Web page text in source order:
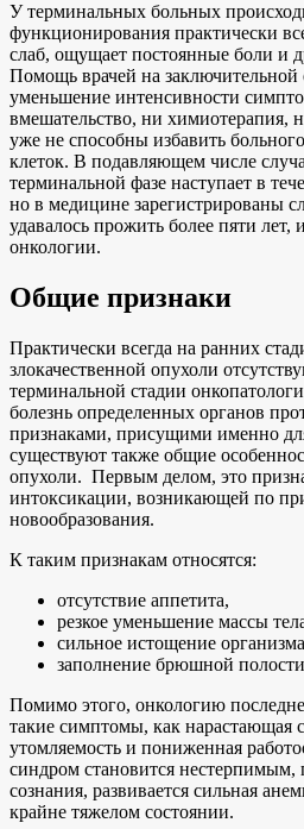
У терминальных больных
функционирования практически
слаб, ощущает постоянные боли и
Помощь врачей на заключительной
уменьшение интенсивности
вмешательство, ни химиотерапия,
уже не способны избавить
клеток. В подавляющем числе
терминальной фазе наступает в
но в медицине зарегистрированы
удавалось прожить более пяти
онкологии.
Общие признаки
Практически всегда на ранних
злокачественной опухоли
терминальной стадии
болезнь определенных органов
признаками, присущими именно
существуют также общие
опухоли. Первым делом, это
интоксикации, возникающей по
новообразования.
К таким признакам относятся:
отсутствие аппетита,
резкое уменьшение массы
сильное истощение
заполнение брюшной
Помимо этого, онкологию
такие симптомы, как нарастающая
утомляемость и пониженная
синдром становится нестерпимым,
сознания, развивается сильная
крайне тяжелом состоянии.